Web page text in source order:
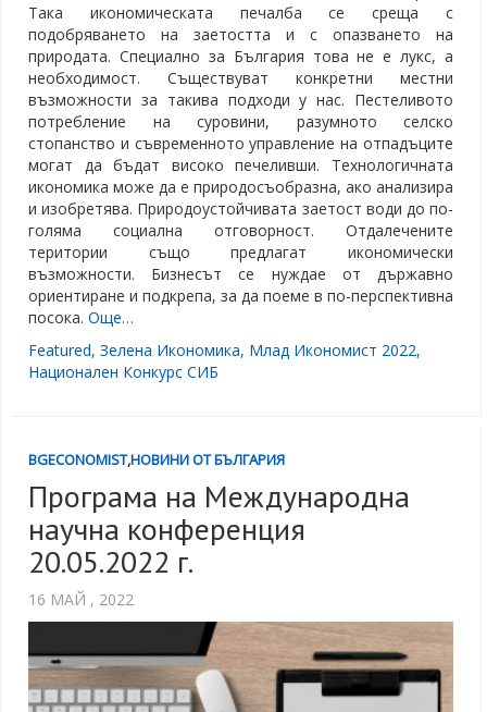
Така икономическата печалба се среща с
подобряването на заетостта и с опазването на
природата. Специално за България това не е лукс, а
необходимост. Съществуват конкретни местни
възможности за такива подходи у нас. Пестеливото
потребление на суровини, разумното селско
стопанство и съвременното управление на отпадъците
могат да бъдат високо печеливши. Технологичната
икономика може да е природосъобразна, ако анализира
и изобретява. Природоустойчивата заетост води до по-
голяма социална отговорност. Отдалечените
територии също предлагат икономически
възможности. Бизнесът се нуждае от държавно
ориентиране и подкрепа, за да поеме в по-перспективна
посока. Още…
Featured, Зелена Икономика, Млад Икономист 2022,
Национален Конкурс СИБ
BGECONOMIST,НОВИНИ ОТ БЪЛГАРИЯ
Програма на Международна
научна конференция
20.05.2022 г.
16 МАЙ , 2022